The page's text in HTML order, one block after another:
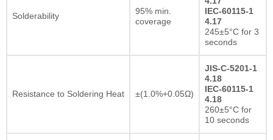
Solderability
95% min.
coverage
IEC-60115-1
4.17
245±5°C for 3
seconds
Resistance to Soldering Heat ±(1.0%+0.05Ω)
JIS-C-5201-1
4.18
IEC-60115-1
4.18
260±5°C for
10 seconds